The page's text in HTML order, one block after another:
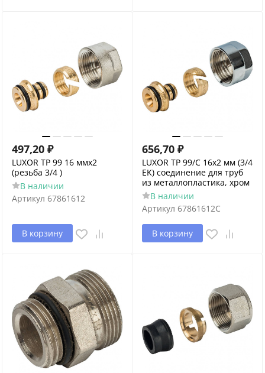
497,20 ₽
LUXOR TP 99 16 ммх2
(резьба 3/4 )
В наличии
Артикул 67861612
В корзину
656,70 ₽
LUXOR TP 99/C 16x2 мм (3/4
EK) соединение для труб
из металлопластика, хром
В наличии
Артикул 67861612C
В корзину